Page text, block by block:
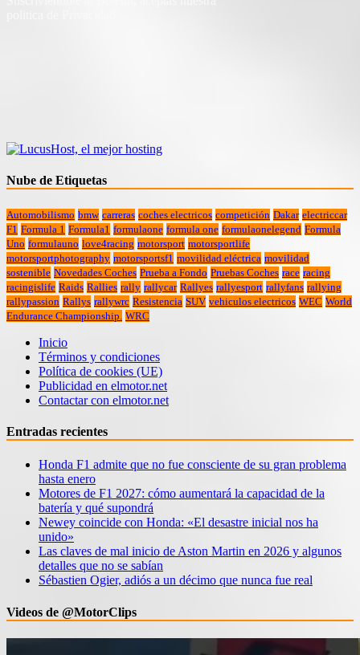
Nube de Etiquetas
Automobilismo bmw carreras coches electricos competición Dakar electriccar
F1 Formula 1 Formula1 formulaone formula one formulaonelegend Formula
Uno formulauno love4racing motorsport motorsportlife
motorsportphotography motorsportsf1 movilidad eléctrica movilidad
sostenible Novedades Coches Prueba a Fondo Pruebas Coches race racing
racingislife Raids Rallies rally rallycar Rallyes rallyesport rallyfans rallying
rallypassion Rallys rallywrc Resistencia SUV vehiculos electricos WEC World
Endurance Championship. WRC
Inicio
Términos y condiciones
Política de cookies (UE)
Publicidad en elmotor.net
Contactar con elmotor.net
Entradas recientes
Honda F1 admite que no fue consciente de su gran problema
hasta enero
Motores de F1 2027: cómo aumentará la capacidad de la
batería y qué supondrá
Newey coincide con Honda: «El desastre inicial nos ha
unido»
Las claves de mal inicio de Aston Martin en 2026 y algunos
detalles que no se sabían
Sébastien Ogier, adiós a un décimo que nunca fue real
Videos de @MotorClips